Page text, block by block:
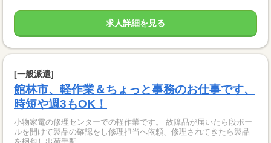
求人詳細を見る
[一般派遣]
館林市、軽作業＆ちょっと事務のお仕事です、
時短や週3もOK！
小物家電の修理センターでの軽作業です。 故障品が届いたら段ボー
ルを開けて製品の確認をし修理担当へ依頼、修理されてきたら製品